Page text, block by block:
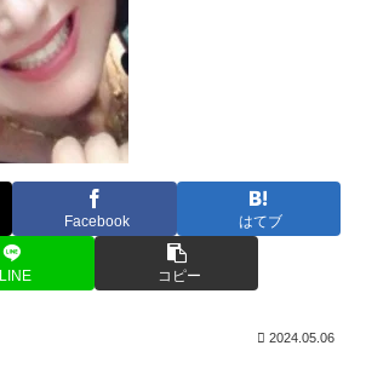
Facebook はてブ
LINE コピー
2024.05.06